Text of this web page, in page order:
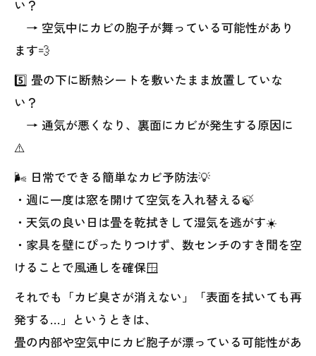
い？
→ 空気中にカビの胞子が舞っている可能性があり
ます💨
5️⃣ 畳の下に断熱シートを敷いたまま放置していな
い？
→ 通気が悪くなり、裏面にカビが発生する原因に
⚠️
🌬️ 日常でできる簡単なカビ予防法💡
・週に一度は窓を開けて空気を入れ替える🍃
・天気の良い日は畳を乾拭きして湿気を逃がす☀️
・家具を壁にぴったりつけず、数センチのすき間を空
けることで風通しを確保🪟
それでも「カビ臭さが消えない」「表面を拭いても再
発する…」というときは、
畳の内部や空気中にカビ胞子が漂っている可能性があ